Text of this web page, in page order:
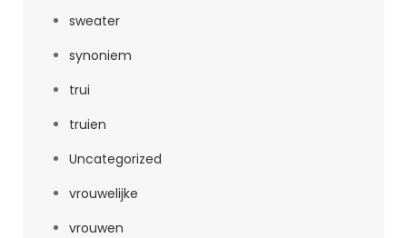
sweater
synoniem
trui
truien
Uncategorized
vrouwelijke
vrouwen